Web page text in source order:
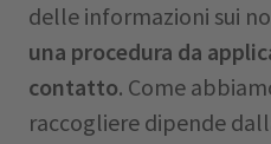
delle informazioni sui
una procedura da
contatto. Come
raccogliere dipende